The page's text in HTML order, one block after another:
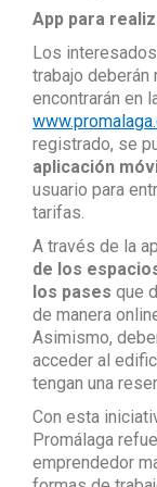
App para
Los
trabajo
encontrarán en
registrado, se
aplicación
usuario para
tarifas.
A través de la
de los
los pases que
de manera
Asimismo,
acceder al
tengan una
Con esta
Promálaga
emprendedor